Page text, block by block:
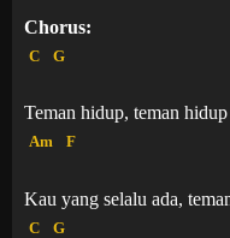
Chorus:
C G
Teman hidup, teman hidup
Am F
Kau yang selalu ada,
C G